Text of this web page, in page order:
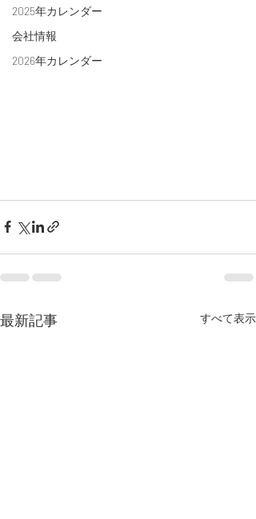
2025年カレンダー
会社情報
2026年カレンダー
最新記事 すべて表示